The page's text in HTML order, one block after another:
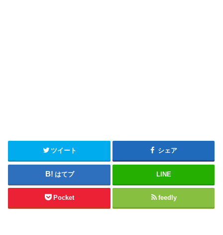
ツイート シェア
はてブ LINE
Pocket feedly